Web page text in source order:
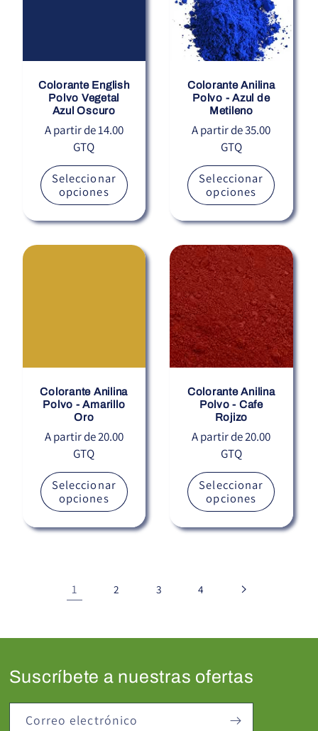
Colorante English
Polvo Vegetal
Azul Oscuro
Precio
habitual
A partir de 14.00
GTQ
Seleccionar
opciones
Colorante Anilina
Polvo - Azul de
Metileno
Precio
habitual
A partir de 35.00
GTQ
Seleccionar
opciones
Colorante Anilina
Polvo - Amarillo
Oro
Precio
habitual
A partir de 20.00
GTQ
Seleccionar
opciones
Colorante Anilina
Polvo - Cafe
Rojizo
Precio
habitual
A partir de 20.00
GTQ
Seleccionar
opciones
1 2 3 4
Suscríbete a nuestras ofertas
Correo electrónico